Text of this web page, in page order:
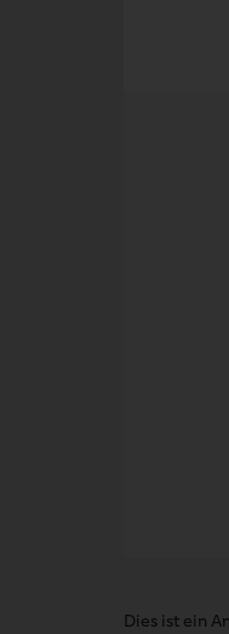
Dies ist ein